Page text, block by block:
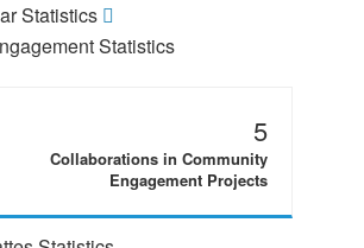
Statistics
Statistics
5
Collaborations in Community
Engagement Projects